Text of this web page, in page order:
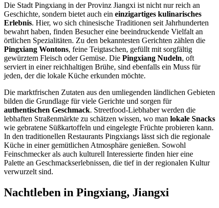
Die Stadt Pingxiang in der Provinz Jiangxi ist nicht nur reich an
Geschichte, sondern bietet auch ein einzigartiges kulinarisches
Erlebnis. Hier, wo sich chinesische Traditionen seit Jahrhunderten
bewahrt haben, finden Besucher eine beeindruckende Vielfalt an
örtlichen Spezialitäten. Zu den bekanntesten Gerichten zählen die
Pingxiang Wontons, feine Teigtaschen, gefüllt mit sorgfältig
gewürztem Fleisch oder Gemüse. Die Pingxiang Nudeln, oft
serviert in einer reichhaltigen Brühe, sind ebenfalls ein Muss für
jeden, der die lokale Küche erkunden möchte.
Die marktfrischen Zutaten aus den umliegenden ländlichen Gebieten
bilden die Grundlage für viele Gerichte und sorgen für
authentischen Geschmack. Streetfood-Liebhaber werden die
lebhaften Straßenmärkte zu schätzen wissen, wo man lokale Snacks
wie gebratene Süßkartoffeln und eingelegte Früchte probieren kann.
In den traditionellen Restaurants Pingxiangs lässt sich die regionale
Küche in einer gemütlichen Atmosphäre genießen. Sowohl
Feinschmecker als auch kulturell Interessierte finden hier eine
Palette an Geschmackserlebnissen, die tief in der regionalen Kultur
verwurzelt sind.
Nachtleben in Pingxiang, Jiangxi